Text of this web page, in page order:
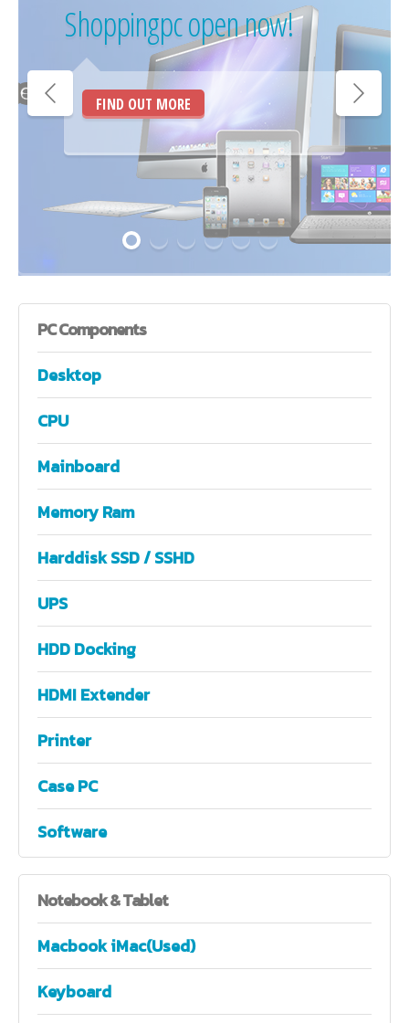
Shoppingpc open now!
FIND OUT MORE
PCComponents
Desktop
CPU
Mainboard
Memory Ram
Harddisk SSD / SSHD
UPS
HDD Docking
HDMI Extender
Printer
Case PC
Software
Notebook& Tablet
Macbook iMac(Used)
Keyboard